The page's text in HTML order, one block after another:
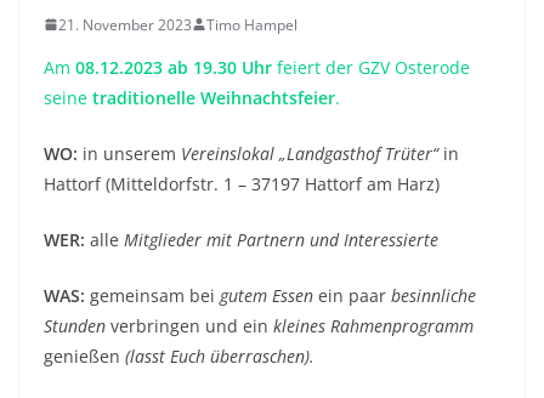
21. November 2023 Timo Hampel
Am 08.12.2023 ab 19.30 Uhr feiert der GZV Osterode
seine traditionelle Weihnachtsfeier.
WO: in unserem Vereinslokal „Landgasthof Trüter“ in
Hattorf (Mitteldorfstr. 1 – 37197 Hattorf am Harz)
WER: alle Mitglieder mit Partnern und Interessierte
WAS: gemeinsam bei gutem Essen ein paar besinnliche
Stunden verbringen und ein kleines Rahmenprogramm
genießen (lasst Euch überraschen).